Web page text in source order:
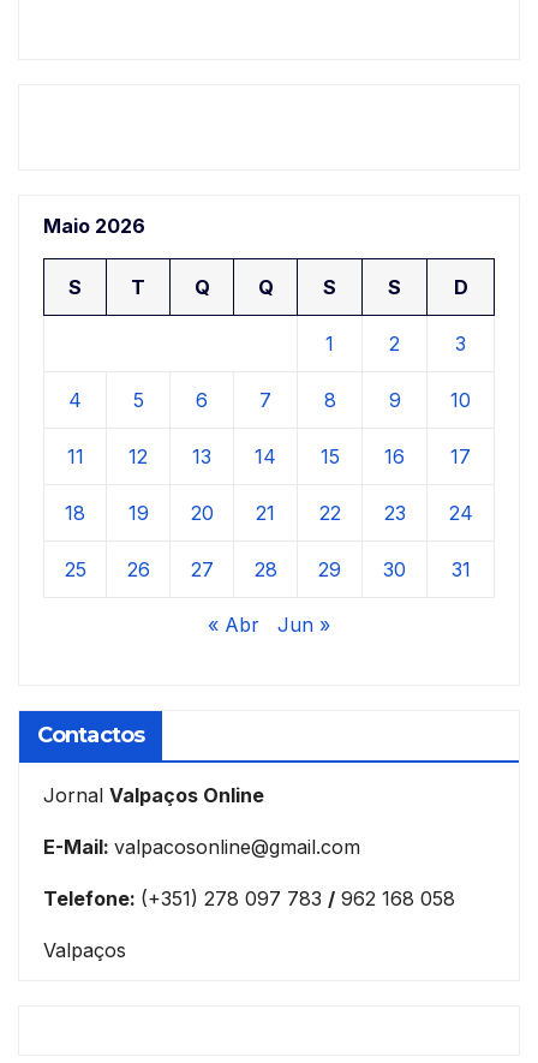
Maio 2026
S T Q Q S S D
1 2 3
4 5 6 7 8 9 10
11 12 13 14 15 16 17
18 19 20 21 22 23 24
25 26 27 28 29 30 31
« Abr Jun »
Contactos
Jornal Valpaços Online
E-Mail: valpacosonline@gmail.com
Telefone: (+351) 278 097 783 / 962 168 058
Valpaços